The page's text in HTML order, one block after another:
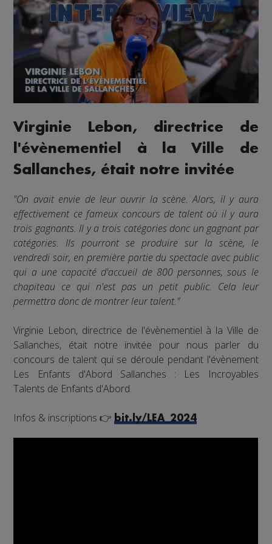
Virginie Lebon, directrice de
l'évènementiel à la Ville de
Sallanches, était notre invitée
"On avait envie de leur ouvrir la scène. Alors, il y aura
effectivement ce fameux concours de talent où il y aura
trois gagnants. Il y a trois catégories donc un gagnant par
catégories. Ils pourront se produire sur la scène, le
vendredi soir, en première partie du spectacle avec public
qui a une capacité d'accueil de 800 personnes, sous le
chapiteau ce qui n'est pas un petit public. Cela leur
permettra donc de montrer leur talent."
Virginie Lebon, directrice de l'évènementiel à la Ville de
Sallanches, était notre invitée pour nous parler du
concours de talent qui se déroule pendant l'évènement
Les Enfants d'Abord Sallanches : Les Incroyables
Talents de Enfants d'Abord.
Infos & inscriptions 👉 bit.ly/LEA_2024